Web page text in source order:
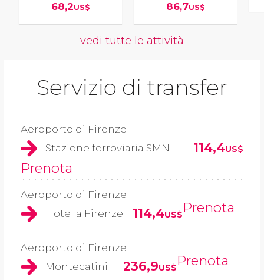
68,2US$ 86,7US$
vedi tutte le attività
Servizio di transfer
Aeroporto di Firenze
Stazione ferroviaria SMN
114,4US$
Prenota
Aeroporto di Firenze
Hotel a Firenze
114,4US$Prenota
Aeroporto di Firenze
Montecatini
236,9US$Prenota